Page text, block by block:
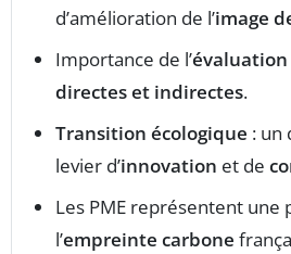
d’amélioration de l’image
Importance de l’évaluation
directes et indirectes.
Transition écologique : un
levier d’innovation et de
Les PME représentent une
l’empreinte carbone